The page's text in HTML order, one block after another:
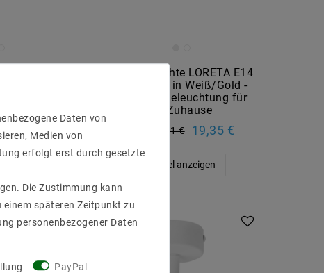
39,04 €
Deckenleuchte LORETA E14
2-flammig in Weiß/Gold -
Elegante Beleuchtung für
Ihr Zuhause
UVP 30,01 € 19,35 €
Artikel anzeigen
Daten von
Medien von
erfolgt erst durch gesetzte
Die Zustimmung kann
späteren Zeitpunkt zu
personenbezogener Daten
PayPal